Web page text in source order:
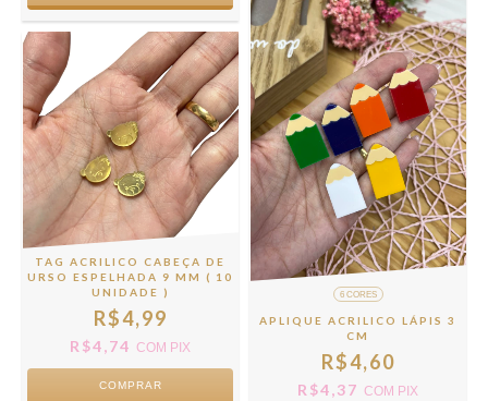
TAG ACRILICO CABEÇA DE
URSO ESPELHADA 9 MM ( 10
UNIDADE )
R$4,99
R$4,74 COM PIX
6 CORES
APLIQUE ACRILICO LÁPIS 3
CM
R$4,60
R$4,37 COM PIX